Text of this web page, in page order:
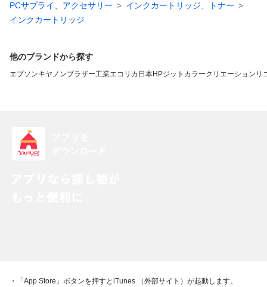
PCサプライ、アクセサリー
インクカートリッジ、トナー
インクカートリッジ
他のブランドから探す
エプソンキヤノンブラザー工業エコリカ 日本HPジット カラークリエーション リ
・「App Store」ボタンを押すとiTunes （外部サイト）が起動します。